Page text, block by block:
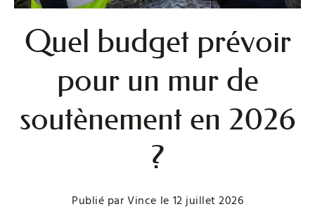
Quel budget prévoir
pour un mur de
soutènement en 2026
?
Publié par Vince le 12 juillet 2026